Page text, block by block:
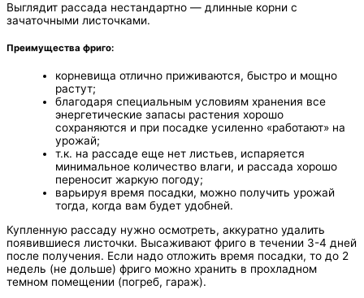
Выглядит рассада нестандартно — длинные корни с
зачаточными листочками.
Преимущества фриго:
корневища отлично приживаются, быстро и мощно
растут;
благодаря специальным условиям хранения все
энергетические запасы растения хорошо
сохраняются и при посадке усиленно «работают» на
урожай;
т.к. на рассаде еще нет листьев, испаряется
минимальное количество влаги, и рассада хорошо
переносит жаркую погоду;
варьируя время посадки, можно получить урожай
тогда, когда вам будет удобней.
Купленную рассаду нужно осмотреть, аккуратно удалить
появившиеся листочки. Высаживают фриго в течении 3-4 дней
после получения. Если надо отложить время посадки, то до 2
недель (не дольше) фриго можно хранить в прохладном
темном помещении (погреб, гараж).